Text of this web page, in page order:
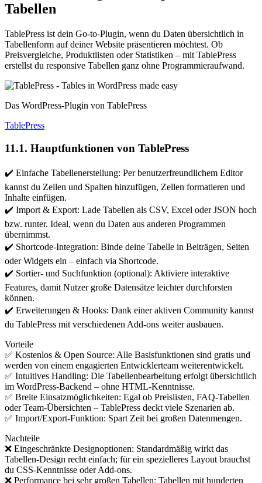
Tabellen
TablePress ist dein Go-to-Plugin, wenn du Daten übersichtlich in
Tabellenform auf deiner Website präsentieren möchtest. Ob
Preisvergleiche, Produktlisten oder Statistiken – mit TablePress
erstellst du responsive Tabellen ganz ohne Programmieraufwand.
Das WordPress-Plugin von TablePress
TablePress
11.1. Hauptfunktionen von TablePress
✔️ Einfache Tabellenerstellung: Per benutzerfreundlichem Editor
kannst du Zeilen und Spalten hinzufügen, Zellen formatieren und
Inhalte einfügen.
✔️ Import & Export: Lade Tabellen als CSV, Excel oder JSON hoch
bzw. runter. Ideal, wenn du Daten aus anderen Programmen
übernimmst.
✔️ Shortcode-Integration: Binde deine Tabelle in Beiträgen, Seiten
oder Widgets ein – einfach via Shortcode.
✔️ Sortier- und Suchfunktion (optional): Aktiviere interaktive
Features, damit Nutzer große Datensätze leichter durchforsten
können.
✔️ Erweiterungen & Hooks: Dank einer aktiven Community kannst
du TablePress mit verschiedenen Add-ons weiter ausbauen.
Vorteile
✅ Kostenlos & Open Source: Alle Basisfunktionen sind gratis und
werden von einem engagierten Entwicklerteam weiterentwickelt.
✅ Intuitives Handling: Die Tabellenbearbeitung erfolgt übersichtlich
im WordPress-Backend – ohne HTML-Kenntnisse.
✅ Breite Einsatzmöglichkeiten: Egal ob Preislisten, FAQ-Tabellen
oder Team-Übersichten – TablePress deckt viele Szenarien ab.
✅ Import/Export-Funktion: Spart Zeit bei großen Datenmengen.
Nachteile
❌ Eingeschränkte Designoptionen: Standardmäßig wirkt das
Tabellen-Design recht einfach; für ein spezielleres Layout brauchst
du CSS-Kenntnisse oder Add-ons.
❌ Performance bei sehr großen Tabellen: Tabellen mit hunderten